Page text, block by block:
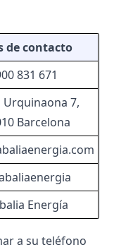
de contacto
831 671
Urquinaona 7,
Barcelona
Energía
a su teléfono